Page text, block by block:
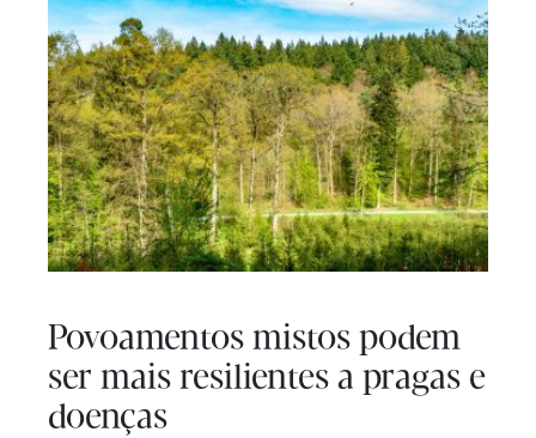
Povoamentos mistos podem
ser mais resilientes a pragas e
doenças